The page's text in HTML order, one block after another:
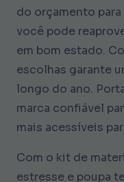
do orçamento
você pode
em bom estado.
escolhas garante
longo do ano.
marca confiável
mais acessíveis
Com o kit de
estresse e poupa